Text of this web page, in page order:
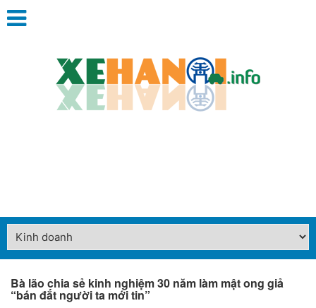
Bà lão chia sẻ kinh nghiệm 30 năm làm mật ong giả
“bán đắt người ta mới tin”